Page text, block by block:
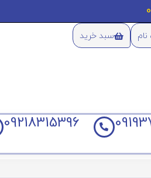
سبد خرید
09218315396